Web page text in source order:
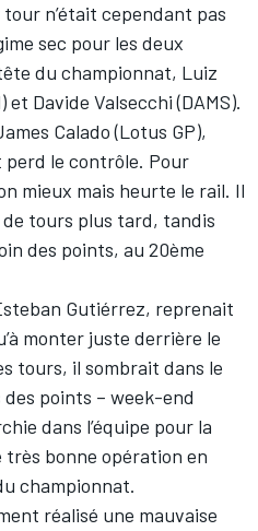
n’était cependant pas
sec pour les deux
du championnat, Luiz
Davide Valsecchi (DAMS).
Calado (Lotus GP),
perd le contrôle. Pour
mieux mais heurte le rail. Il
tours plus tard, tandis
des points, au 20ème
Gutiérrez, reprenait
monter juste derrière le
tours, il sombrait dans le
points – week-end
dans l’équipe pour la
bonne opération en
championnat.
réalisé une mauvaise